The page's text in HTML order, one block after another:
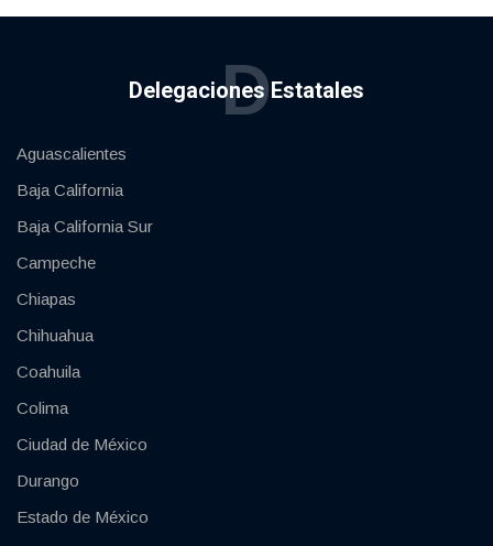
Delegaciones Estatales
D
Aguascalientes
Baja California
Baja California Sur
Campeche
Chiapas
Chihuahua
Coahuila
Colima
Ciudad de México
Durango
Estado de México